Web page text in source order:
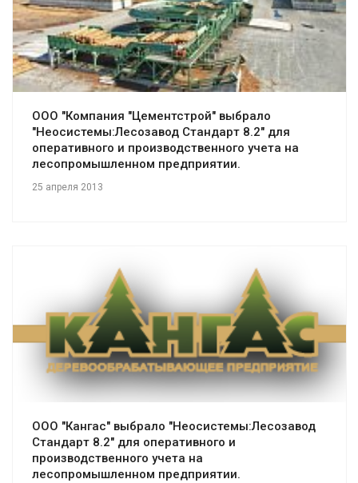
Смотреть проект
ООО "Компания "Цементстрой" выбрало
"Неосистемы:Лесозавод Стандарт 8.2" для
оперативного и производственного учета на
лесопромышленном предприятии.
25 апреля 2013
Смотреть проект
ООО "Кангас" выбрало "Неосистемы:Лесозавод
Стандарт 8.2" для оперативного и
производственного учета на
лесопромышленном предприятии.